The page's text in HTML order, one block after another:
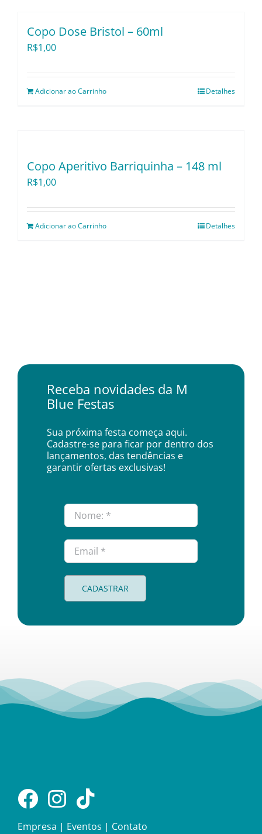
Copo Dose Bristol – 60ml
R$1,00
Adicionar ao Carrinho Detalhes
Copo Aperitivo Barriquinha – 148 ml
R$1,00
Adicionar ao Carrinho Detalhes
Receba novidades da M
Blue Festas
Sua próxima festa começa aqui.
Cadastre-se para ficar por dentro dos
lançamentos, das tendências e
garantir ofertas exclusivas!
CADASTRAR
Empresa | Eventos | Contato